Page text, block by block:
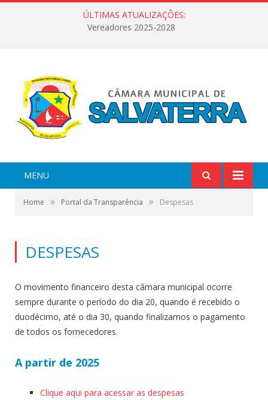
ÚLTIMAS ATUALIZAÇÕES:
Vereadores 2025-2028
MENU
Home » Portal da Transparência » Despesas
DESPESAS
O movimento financeiro desta câmara municipal ocorre
sempre durante o período do dia 20, quando é recebido o
duodécimo, até o dia 30, quando finalizamos o pagamento
de todos os fornecedores.
A partir de 2025
Clique aqui para acessar as despesas